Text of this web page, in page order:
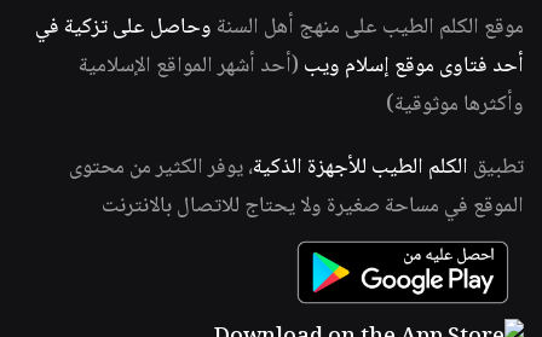
موقع الكلم الطيب على منهج أهل السنة وحاصل على تزكية في
أحد فتاوى موقع إسلام ويب (أحد أشهر المواقع الإسلامية
وأكثرها موثوقية)
تطبيق الكلم الطيب للأجهزة الذكية، يوفر الكثير من محتوى
الموقع في مساحة صغيرة ولا يحتاج للاتصال بالانترنت